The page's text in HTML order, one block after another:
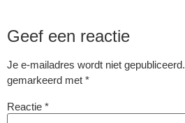
Geef een reactie
Je e-mailadres wordt niet gepubliceerd.
gemarkeerd met *
Reactie *